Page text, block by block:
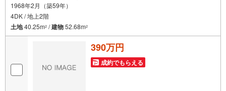
1968年2月（築59年）
4DK / 地上2階
土地40.25m2 /建物52.68m2
390万円
成約でもらえる